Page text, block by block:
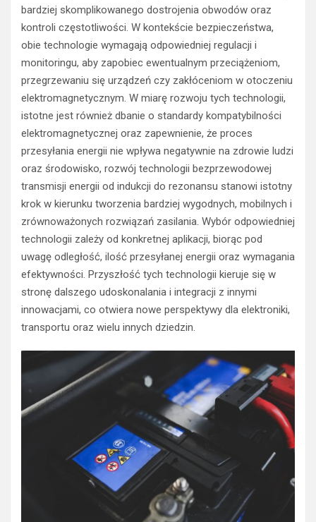
bardziej skomplikowanego dostrojenia obwodów oraz
kontroli częstotliwości. W kontekście bezpieczeństwa,
obie technologie wymagają odpowiedniej regulacji i
monitoringu, aby zapobiec ewentualnym przeciążeniom,
przegrzewaniu się urządzeń czy zakłóceniom w otoczeniu
elektromagnetycznym. W miarę rozwoju tych technologii,
istotne jest również dbanie o standardy kompatybilności
elektromagnetycznej oraz zapewnienie, że proces
przesyłania energii nie wpływa negatywnie na zdrowie ludzi
oraz środowisko, rozwój technologii bezprzewodowej
transmisji energii od indukcji do rezonansu stanowi istotny
krok w kierunku tworzenia bardziej wygodnych, mobilnych i
zrównoważonych rozwiązań zasilania. Wybór odpowiedniej
technologii zależy od konkretnej aplikacji, biorąc pod
uwagę odległość, ilość przesyłanej energii oraz wymagania
efektywności. Przyszłość tych technologii kieruje się w
stronę dalszego udoskonalania i integracji z innymi
innowacjami, co otwiera nowe perspektywy dla elektroniki,
transportu oraz wielu innych dziedzin.